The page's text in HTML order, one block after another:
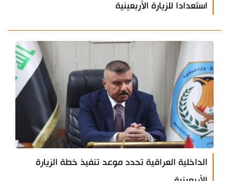
استعدادا للزيارة الأربعينية
الداخلية العراقية تحدد موعد تنفيذ خطة الزيارة